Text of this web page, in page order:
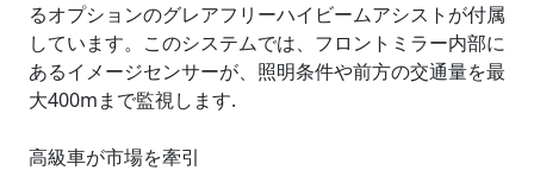
るオプションのグレアフリーハイビームアシストが付属
しています。このシステムでは、フロントミラー内部に
あるイメージセンサーが、照明条件や前方の交通量を最
大400mまで監視します.
高級車が市場を牽引